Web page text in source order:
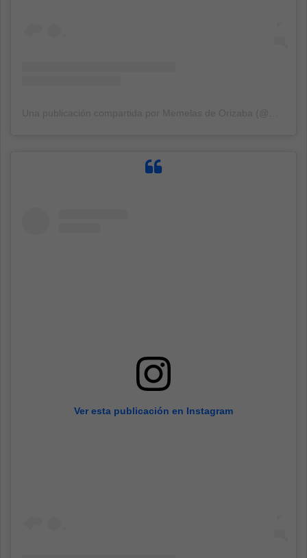
Ver esta publicación en Instagram